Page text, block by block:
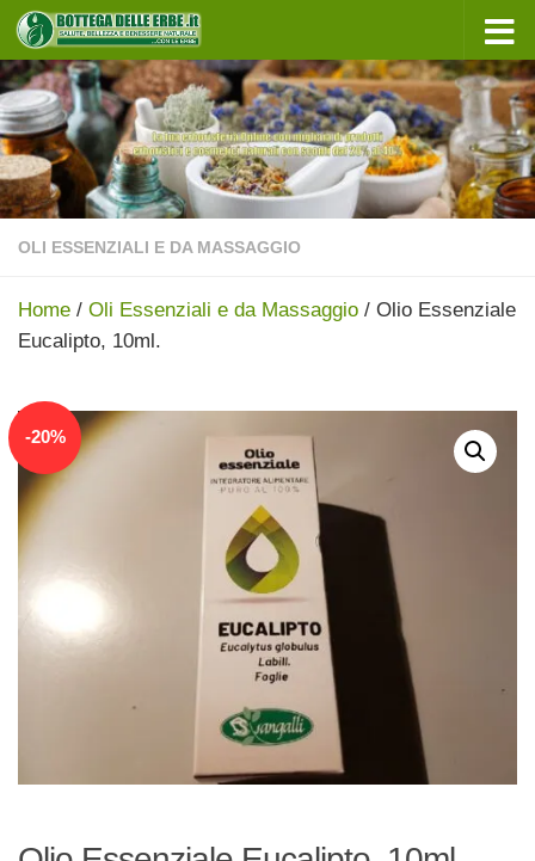
Sotto il contenuto
OLI ESSENZIALI E DA MASSAGGIO
Home / Oli Essenziali e da Massaggio / Olio Essenziale
Eucalipto, 10ml.
-20% In offerta!